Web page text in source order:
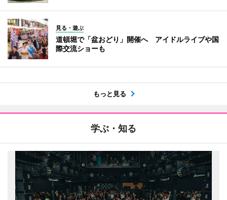
見る・遊ぶ
道頓堀で「盆おどり」開催へ アイドルライブや国
際交流ショーも
もっと見る
学ぶ・知る